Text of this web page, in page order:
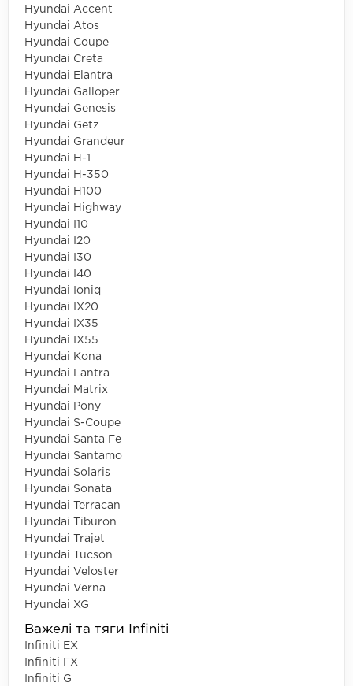
Hyundai Accent
Hyundai Atos
Hyundai Coupe
Hyundai Creta
Hyundai Elantra
Hyundai Galloper
Hyundai Genesis
Hyundai Getz
Hyundai Grandeur
Hyundai H-1
Hyundai H-350
Hyundai H100
Hyundai Highway
Hyundai I10
Hyundai I20
Hyundai I30
Hyundai I40
Hyundai Ioniq
Hyundai IX20
Hyundai IX35
Hyundai IX55
Hyundai Kona
Hyundai Lantra
Hyundai Matrix
Hyundai Pony
Hyundai S-Coupe
Hyundai Santa Fe
Hyundai Santamo
Hyundai Solaris
Hyundai Sonata
Hyundai Terracan
Hyundai Tiburon
Hyundai Trajet
Hyundai Tucson
Hyundai Veloster
Hyundai Verna
Hyundai XG
Важелі та тяги Infiniti
Infiniti EX
Infiniti FX
Infiniti G